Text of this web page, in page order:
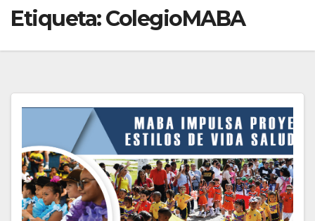
Etiqueta:ColegioMABA